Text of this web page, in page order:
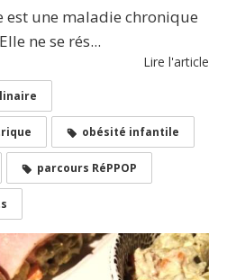
est une maladie chronique
ne se rés...
Lire l'article
obésité infantile
parcours RéPPOP